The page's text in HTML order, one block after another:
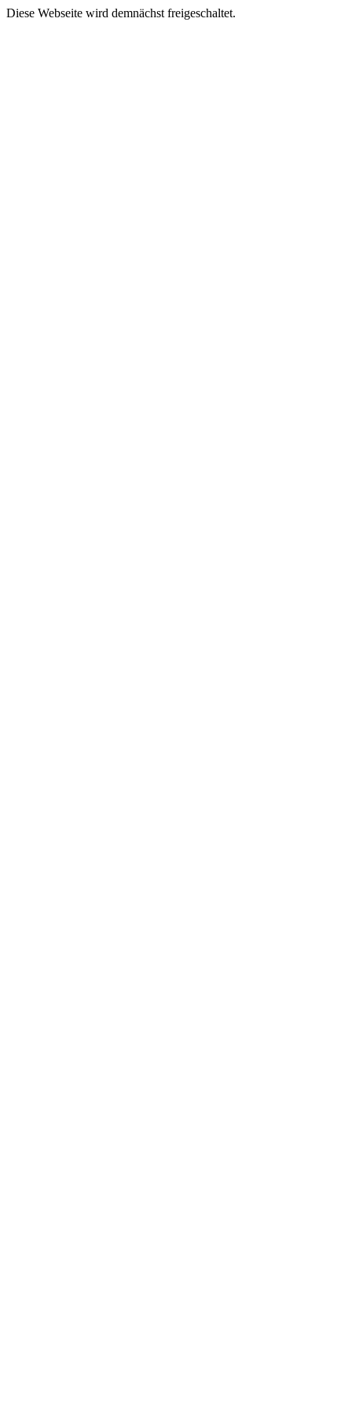
Diese Webseite wird demnächst freigeschaltet.